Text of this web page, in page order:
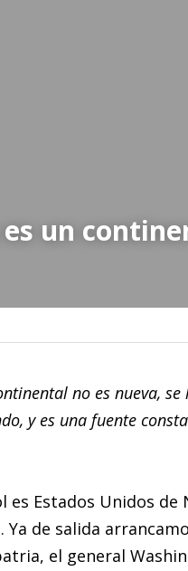
un
no es nueva,
y es una fuente
es Estados Unidos de
Ya de salida
el general